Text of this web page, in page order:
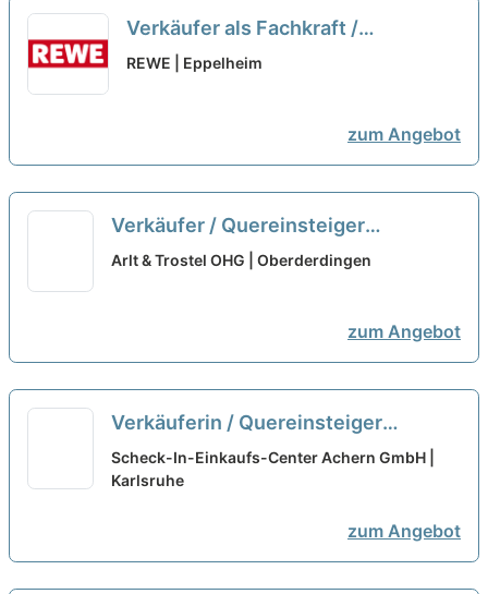
Verkäufer als Fachkraft /
Quereinsteiger Frischetheke
REWE | Eppelheim
zum Angebot
Verkäufer / Quereinsteiger
Frischetheke (m/w/d) neu
Arlt & Trostel OHG | Oberderdingen
zum Angebot
Verkäuferin / Quereinsteiger
Bedientheke / Käse (m/w/d) neu
Scheck-In-Einkaufs-Center Achern GmbH |
Karlsruhe
zum Angebot